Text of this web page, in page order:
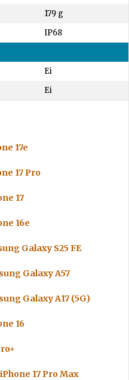
179 g
IP68
Ei
Ei
17e
17 Pro
17
16e
Galaxy S25 FE
Galaxy A57
Galaxy A17 (5G)
16
17 Pro Max